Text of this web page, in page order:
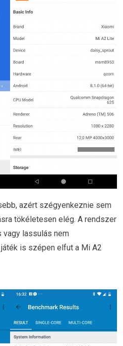
azért szégyenkeznie sem
tökéletesen elég. A rendszer
vagy lassulás nem
is szépen elfut a Mi A2